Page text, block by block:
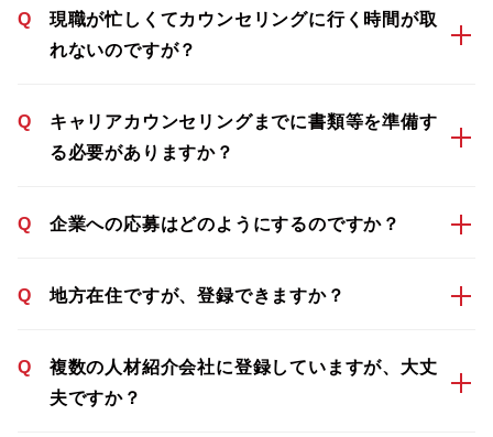
Q
現職が忙しくてカウンセリングに行く時間が取
れないのですが？
Q
キャリアカウンセリングまでに書類等を準備す
る必要がありますか？
Q 企業への応募はどのようにするのですか？
Q 地方在住ですが、登録できますか？
Q
複数の人材紹介会社に登録していますが、大丈
夫ですか？